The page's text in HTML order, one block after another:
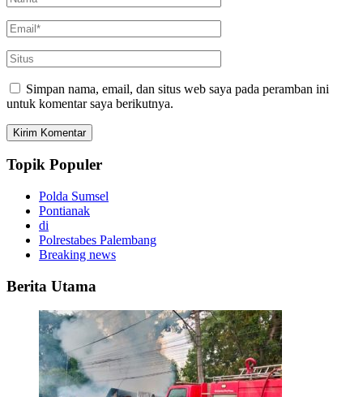
Simpan nama, email, dan situs web saya pada peramban ini
untuk komentar saya berikutnya.
Topik Populer
Polda Sumsel
Pontianak
di
Polrestabes Palembang
Breaking news
Berita Utama